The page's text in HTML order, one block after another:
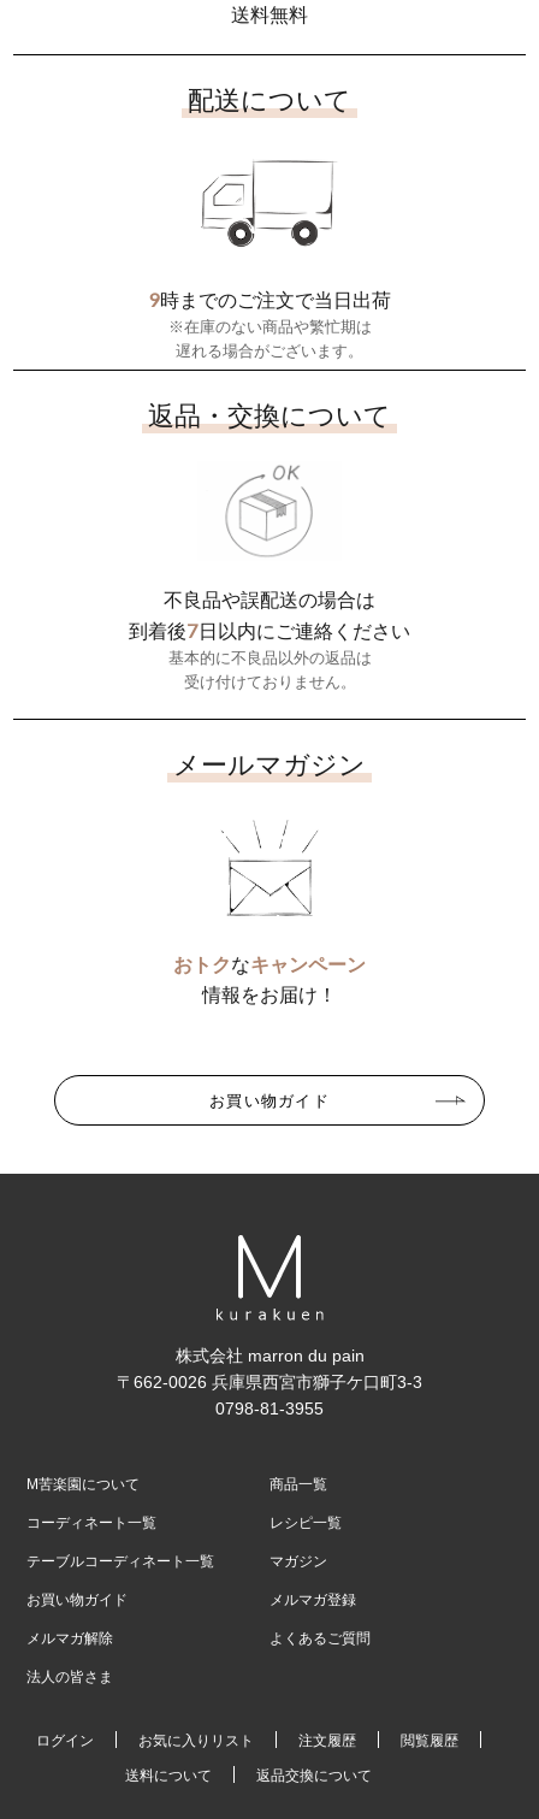
送料無料
配送について
9時までのご注文で当日出荷
※在庫のない商品や繁忙期は
遅れる場合がございます。
返品・交換について
不良品や誤配送の場合は
到着後7日以内にご連絡ください
基本的に不良品以外の返品は
受け付けておりません。
メールマガジン
おトクなキャンペーン
情報をお届け！
お買い物ガイド
株式会社 marron du pain
〒662-0026 兵庫県西宮市獅子ケ口町3-3
0798-81-3955
M苦楽園について 商品一覧
コーディネート一覧 レシピ一覧
テーブルコーディネート一覧 マガジン
お買い物ガイド メルマガ登録
メルマガ解除 よくあるご質問
法人の皆さま
ログイン お気に入りリスト 注文履歴 閲覧履歴
送料について 返品交換について